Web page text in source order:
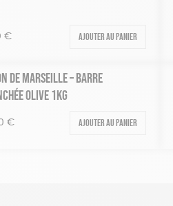
€ Ajouter au panier
DE MARSEILLE – BARRE
OLIVE 1KG
€ Ajouter au panier